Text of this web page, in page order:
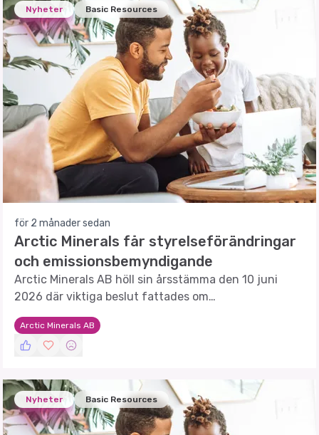
Nyheter Basic Resources
för 2 månader sedan
Arctic Minerals får styrelseförändringar
och emissionsbemyndigande
Arctic Minerals AB höll sin årsstämma den 10 juni
2026 där viktiga beslut fattades om
styrelseförändringar och framtida emissioner.
Arctic Minerals AB
Nyheter Basic Resources